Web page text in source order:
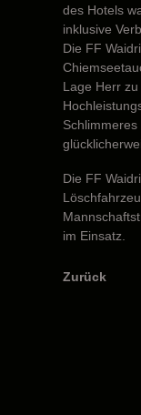
des Hotels
inklusive
Die FF
Lage Herr
Die FF
im Einsatz.
Zurück